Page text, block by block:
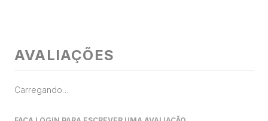
AVALIAÇÕES
Carregando…